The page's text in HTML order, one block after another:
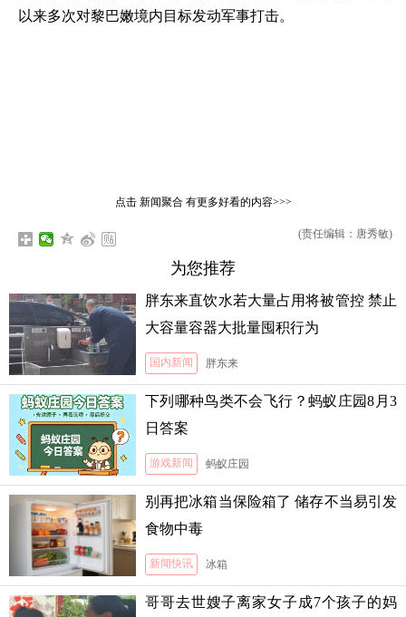
以来多次对黎巴嫩境内目标发动军事打击。
点击 新闻聚合有更多好看的内容>>>
(责任编辑：唐秀敏)
为您推荐
胖东来直饮水若大量占用将被管控 禁止
大容量容器大批量囤积行为
国内新闻 胖东来
下列哪种鸟类不会飞行？蚂蚁庄园8月3
日答案
游戏新闻 蚂蚁庄园
别再把冰箱当保险箱了 储存不当易引发
食物中毒
新闻快讯 冰箱
哥哥去世嫂子离家女子成7个孩子的妈